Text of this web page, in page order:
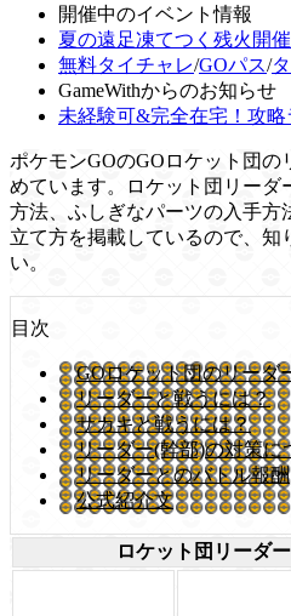
開催中のイベント情報
夏の遠足凍てつく残火開催
無料タイチャレ/GOパス/
GameWithからのお知らせ
未経験可&完全在宅！攻略
ポケモンGOのGOロケット団の
めています。ロケット団リーダ
方法、ふしぎなパーツの入手方
立て方を掲載しているので、知
い。
目次
GOロケット団のリーダ
リーダーと戦うには？
サカキと戦うには？
リーダー(幹部)の対策に
リーダーとのバトル報酬
公式紹介文
ロケット団リーダ